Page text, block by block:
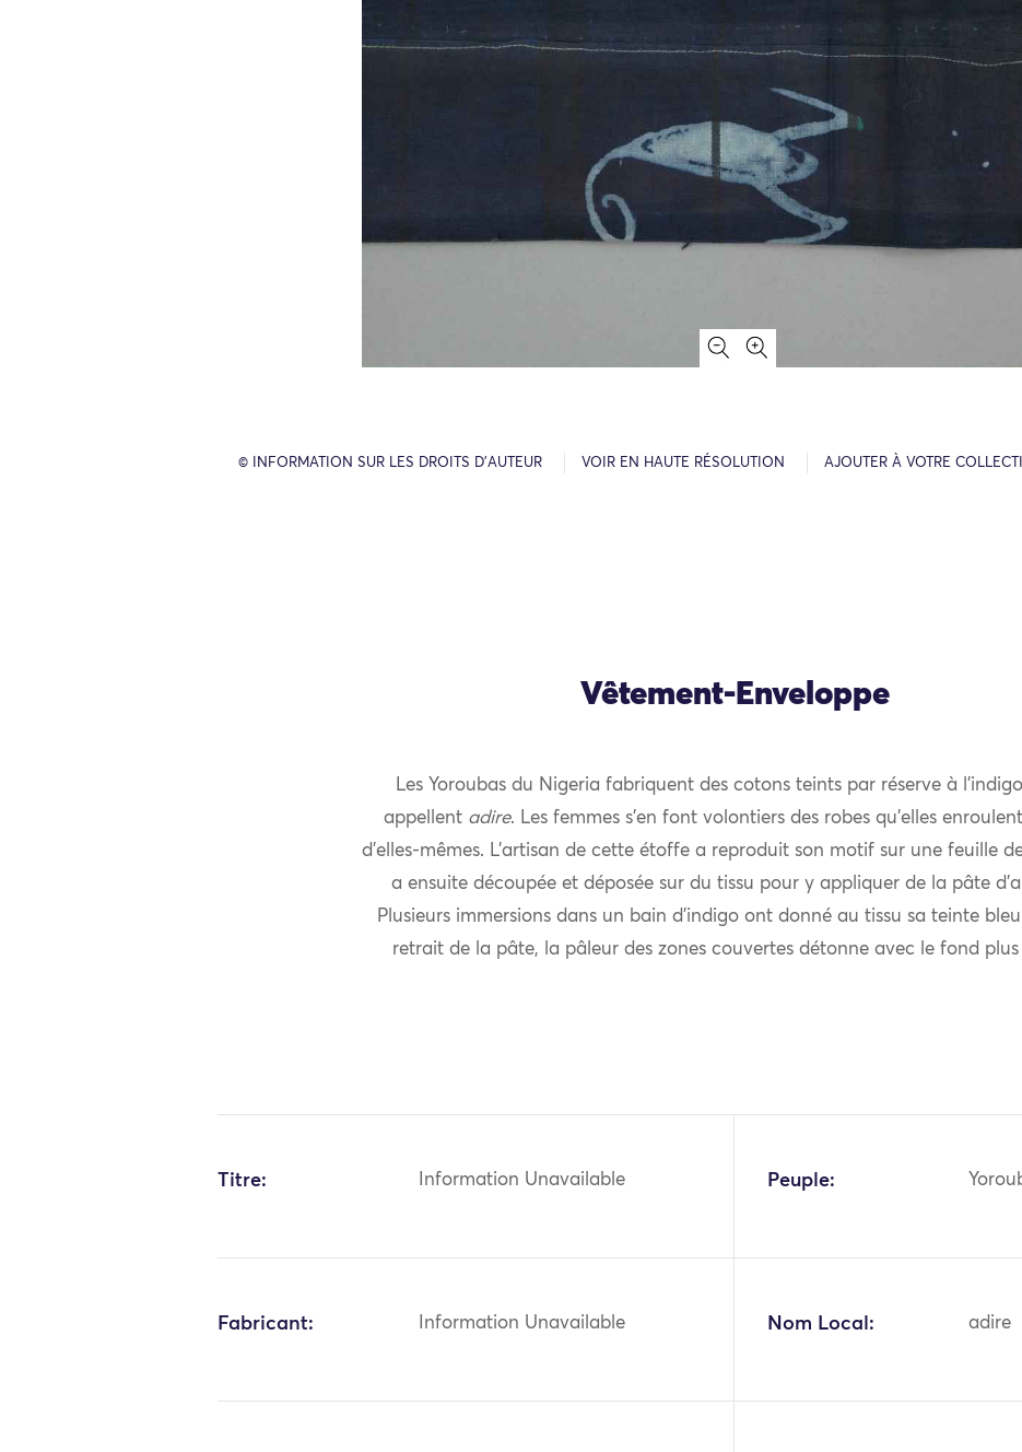
© INFORMATION SUR LES DROITS D’AUTEUR VOIR EN HAUTE RÉSOLUTION AJOUTER À VOTRE
Vêtement-Enveloppe
Les Yoroubas du Nigeria fabriquent des cotons teints par réserve à
appellent adire. Les femmes s’en font volontiers des robes qu’elles
d’elles-mêmes. L’artisan de cette étoffe a reproduit son motif sur une feuille de
a ensuite découpée et déposée sur du tissu pour y appliquer de la pâte
Plusieurs immersions dans un bain d’indigo ont donné au tissu sa teinte
retrait de la pâte, la pâleur des zones couvertes détonne avec le fond
Titre: Information Unavailable Peuple:
Fabricant: Information Unavailable Nom Local: adire